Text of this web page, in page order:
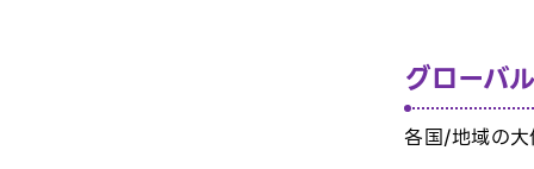
グローバ
各国/地域の大